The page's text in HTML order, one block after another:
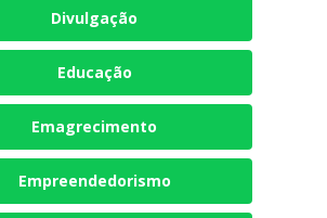
Divulgação
Educação
Emagrecimento
Empreendedorismo